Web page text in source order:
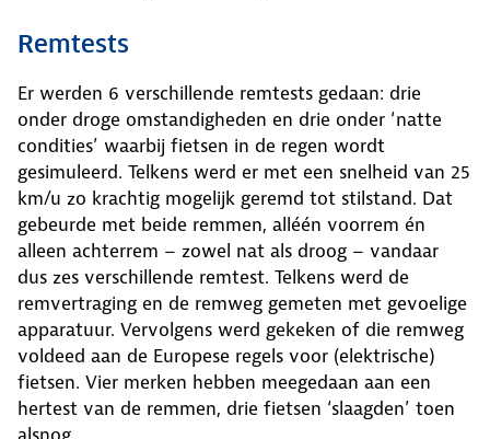
Remtests
Er werden 6 verschillende remtests gedaan: drie
onder droge omstandigheden en drie onder ‘natte
condities’ waarbij fietsen in de regen wordt
gesimuleerd. Telkens werd er met een snelheid van 25
km/u zo krachtig mogelijk geremd tot stilstand. Dat
gebeurde met beide remmen, alléén voorrem én
alleen achterrem – zowel nat als droog – vandaar
dus zes verschillende remtest. Telkens werd de
remvertraging en de remweg gemeten met gevoelige
apparatuur. Vervolgens werd gekeken of die remweg
voldeed aan de Europese regels voor (elektrische)
fietsen. Vier merken hebben meegedaan aan een
hertest van de remmen, drie fietsen ‘slaagden’ toen